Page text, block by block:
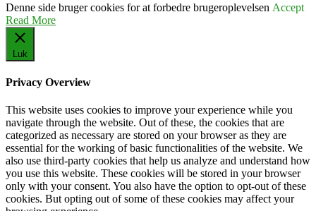
Denne side bruger cookies for at forbedre brugeroplevelsen Accept
Read More
Luk
Privacy Overview
This website uses cookies to improve your experience while you
navigate through the website. Out of these, the cookies that are
categorized as necessary are stored on your browser as they are
essential for the working of basic functionalities of the website. We
also use third-party cookies that help us analyze and understand how
you use this website. These cookies will be stored in your browser
only with your consent. You also have the option to opt-out of these
cookies. But opting out of some of these cookies may affect your